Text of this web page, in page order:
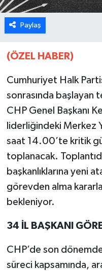
Paylaş
(ÖZEL HABER)
Cumhuriyet Halk
sonrasında başlayan
CHP Genel Başkanı
liderliğindeki Merkez
saat 14.00’te kritik
toplanacak.
başkanlıklarına yeni
görevden alma
bekleniyor.
34 İL BAŞKANI
CHP’de son
süreci kapsamında,